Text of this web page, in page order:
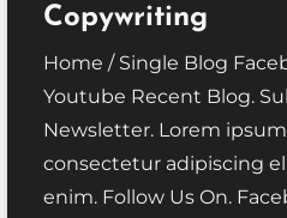
Copywriting
Home / Single Blog
Youtube Recent Blog.
Newsletter. Lorem
consectetur adipiscing
enim. Follow Us On.